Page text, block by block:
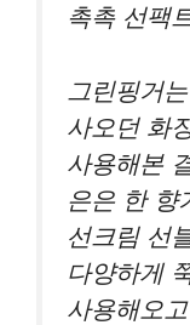
촉촉 선팩
그린핑거
사오던 화
사용해본
은은 한 향
선크림 선
다양하게
사용해오